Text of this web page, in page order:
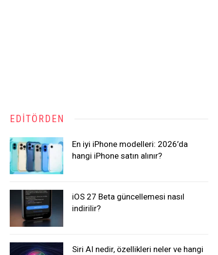
EDITÖRDEN
En iyi iPhone modelleri: 2026’da
hangi iPhone satın alınır?
iOS 27 Beta güncellemesi nasıl
indirilir?
Siri AI nedir, özellikleri neler ve hangi